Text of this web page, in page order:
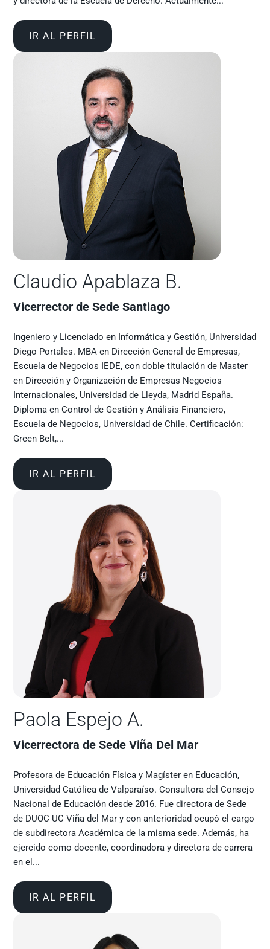
IR AL PERFIL
Claudio Apablaza B.
Vicerrector de Sede Santiago
Ingeniero y Licenciado en Informática y Gestión, Universidad
Diego Portales. MBA en Dirección General de Empresas,
Escuela de Negocios IEDE, con doble titulación de Master
en Dirección y Organización de Empresas Negocios
Internacionales, Universidad de Lleyda, Madrid España.
Diploma en Control de Gestión y Análisis Financiero,
Escuela de Negocios, Universidad de Chile. Certificación:
Green Belt,...
IR AL PERFIL
Paola Espejo A.
Vicerrectora de Sede Viña Del Mar
Profesora de Educación Física y Magíster en Educación,
Universidad Católica de Valparaíso. Consultora del Consejo
Nacional de Educación desde 2016. Fue directora de Sede
de DUOC UC Viña del Mar y con anterioridad ocupó el cargo
de subdirectora Académica de la misma sede. Además, ha
ejercido como docente, coordinadora y directora de carrera
en el...
IR AL PERFIL